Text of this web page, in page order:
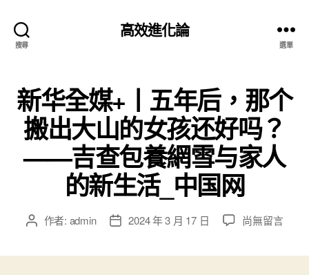
搜尋
高效進化論
選單
新华全媒+丨五年后，那个
搬出大山的女孩还好吗？
——吉查包養網雪与家人
的新生活_中国网
文 作者: admin
文 2024 年 3 月 17 日
在
尚無留言